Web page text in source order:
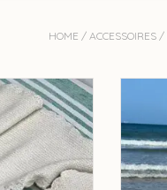
HOME / ACCESSOIRES /
sjaals 3
WINKELWAGEN